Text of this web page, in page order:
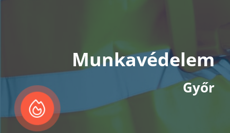
Munkavédelem
Győr